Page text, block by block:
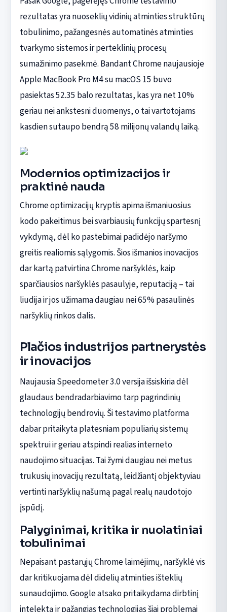
rezultatas yra nuoseklių vidinių atminties struktūrų
tobulinimo, pažangesnės automatinės atminties
tvarkymo sistemos ir perteklinių procesų
sumažinimo pasekmė. Bandant Chrome naujausioje
Apple MacBook Pro M4 su macOS 15 buvo
pasiektas 52.35 balo rezultatas, kas yra net 10%
geriau nei ankstesni duomenys, o tai vartotojams
kasdien sutaupo bendrą 58 milijonų valandų laiką.
Modernios optimizacijos ir
praktinė nauda
Chrome optimizacijų kryptis apima išmaniuosius
kodo pakeitimus bei svarbiausių funkcijų spartesnį
vykdymą, dėl ko pastebimai padidėjo naršymo
greitis realiomis sąlygomis. Šios išmanios inovacijos
dar kartą patvirtina Chrome naršyklės, kaip
sparčiausios naršyklės pasaulyje, reputaciją – tai
liudija ir jos užimama daugiau nei 65% pasaulinės
naršyklių rinkos dalis.
Plačios industrijos partnerystės
ir inovacijos
Naujausia Speedometer 3.0 versija išsiskiria dėl
glaudaus bendradarbiavimo tarp pagrindinių
technologijų bendrovių. Ši testavimo platforma
dabar pritaikyta platesniam populiarių sistemų
spektrui ir geriau atspindi realias interneto
naudojimo situacijas. Tai žymi daugiau nei metus
trukusių inovacijų rezultatą, leidžiantį objektyviau
vertinti naršyklių našumą pagal realų naudotojo
įspūdį.
Palyginimai, kritika ir nuolatiniai
tobulinimai
Nepaisant pastarųjų Chrome laimėjimų, naršyklė vis
dar kritikuojama dėl didelių atminties išteklių
sunaudojimo. Google atsako pritaikydama dirbtinį
intelektą ir pažangias technologijas šiai problemai